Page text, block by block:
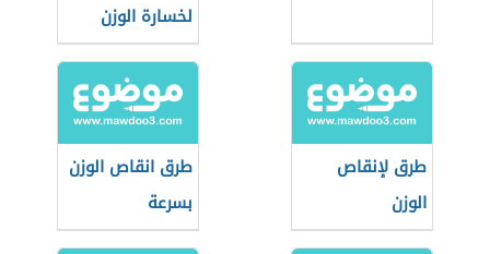
لخسارة الوزن
طرق لإنقاص
الوزن
طرق انقاص الوزن
بسرعة